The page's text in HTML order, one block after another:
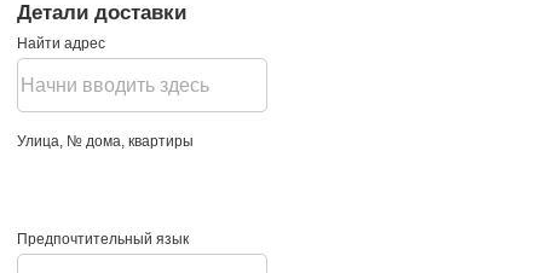
Детали доставки
Найти адрес
Улица, № дома, квартиры
Предпочтительный язык